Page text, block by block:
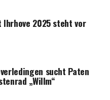
2025 steht vor
sucht Paten
„Willm“